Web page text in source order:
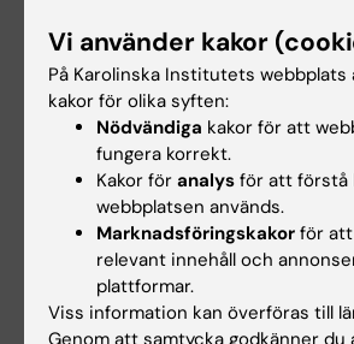
framtidens cancerbehandlingar
Paolo Ceriani har alltid varit
men när hans mamma fick en
intresset en ny inriktning. Han ville
ett djupare plan och började studera
Karolinska Institutet. Innan han
han bara besökt landet en gång – på
Italien genom norra Sverige.
Nyheter
Vi använder kakor
På Karolinska Institutets webbplats
kakor för olika syften:
Nödvändiga kakor för att
fungera korrekt.
Kakor för analys för att förstå
webbplatsen används.
Marknadsföringskakor för
relevant innehåll och
plattformar.
Viss information kan överföras till
Genom att samtycka godkänner du